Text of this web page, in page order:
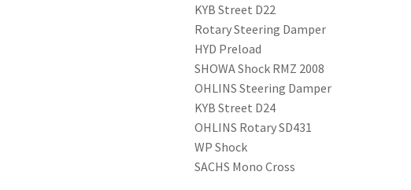
KYB Street D22
Rotary Steering Damper
HYD Preload
SHOWA Shock RMZ 2008
OHLINS Steering Damper
KYB Street D24
OHLINS Rotary SD431
WP Shock
SACHS Mono Cross